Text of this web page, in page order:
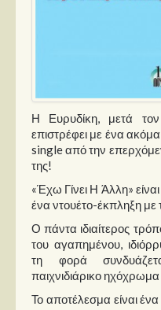
Νέα
Στήλες
Polls
Small Talk
Blog
Η Ευρυδίκη, μετά τον
επιστρέφει με ένα
single από την
της!
«Έχω Γίνει Η Άλλη» είναι
ένα ντουέτο-έκπληξη
Ο πάντα ιδιαίτερος
του αγαπημένου,
τη φορά
παιχνιδιάρικο
Το αποτέλεσμα είναι